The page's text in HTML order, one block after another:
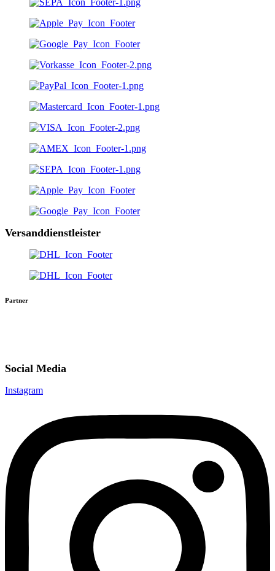
Versanddienstleister
Partner
Social Media
Instagram